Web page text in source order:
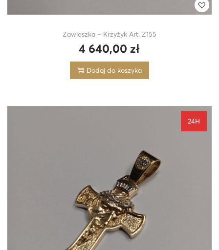
Zawieszka – Krzyżyk Art. Z155
4 640,00zł
Dodaj do koszyka
24H